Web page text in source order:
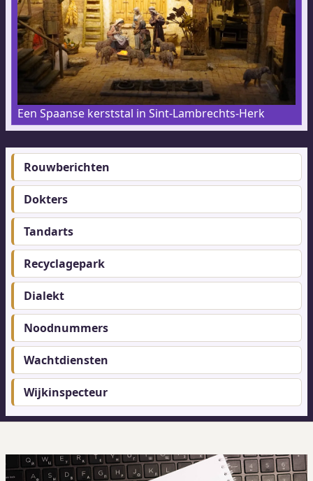
Een Spaanse kerststal in Sint-Lambrechts-Herk
Footer-
menu
Rouwberichten
Dokters
Tandarts
Recyclagepark
Dialekt
Noodnummers
Wachtdiensten
Wijkinspecteur